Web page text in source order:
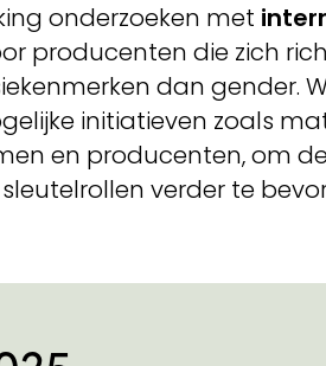
onderzoeken met
producenten die zich
dan gender.
initiatieven zoals
en producenten, om
verder te